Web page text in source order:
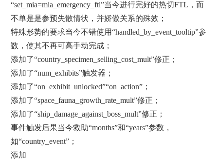
“set_mia=mia_emergency_ftl”当今进行完好的热切FTL，而
不单是是参预失散情状，并娇傲关系的殊效；
特殊形势的要求当今不错使用“handled_by_event_tooltip”参
数，使其不再可高手动完成；
添加了“country_specimen_selling_cost_mult”修正；
添加了“num_exhibits”触发器；
添加了“on_exhibit_unlocked”“on_action”；
添加了“space_fauna_growth_rate_mult”修正；
添加了“ship_damage_against_boss_mult”修正；
事件触发后果当今救助“months”和“years”参数，
如“country_event”；
添加